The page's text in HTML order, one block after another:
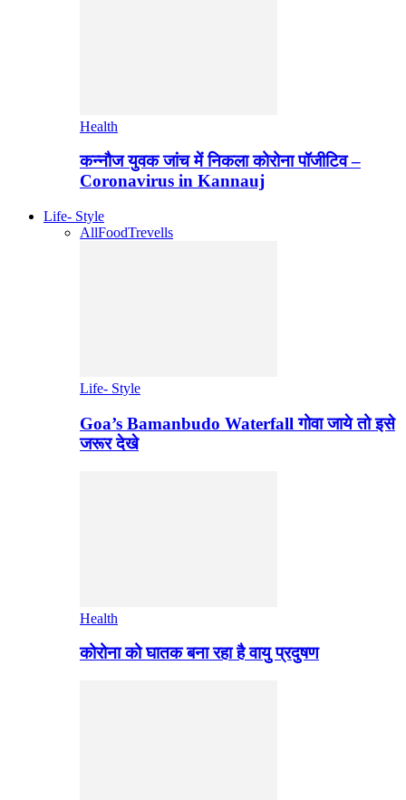
Health
कन्नौज युवक जांच में निकला कोरोना पॉजीटिव –
Coronavirus in Kannauj
Life- Style
AllFoodTrevells
Life- Style
Goa’s Bamanbudo Waterfall गोवा जाये तो इसे
जरूर देखे
Health
कोरोना को घातक बना रहा है वायु प्रदुषण